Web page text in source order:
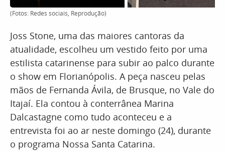
(Fotos: Redes sociais, Reprodução)
Joss Stone, uma das maiores cantoras da
atualidade, escolheu um vestido feito por uma
estilista catarinense para subir ao palco durante
o show em Florianópolis. A peça nasceu pelas
mãos de Fernanda Ávila, de Brusque, no Vale do
Itajaí. Ela contou à conterrânea Marina
Dalcastagne como tudo aconteceu e a
entrevista foi ao ar neste domingo (24), durante
o programa Nossa Santa Catarina.